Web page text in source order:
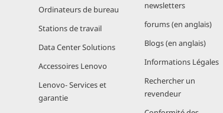
Ordinateurs de bureau
Stations de travail
Data Center Solutions
Accessoires Lenovo
Lenovo- Services et
garantie
newsletters
forums (en anglais)
Blogs (en anglais)
Informations Légales
Rechercher un
revendeur